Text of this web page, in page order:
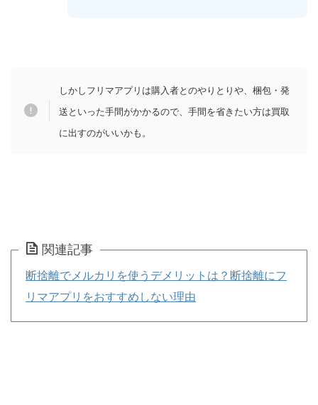
しかしフリマアプリは購入者とのやりとりや、梱包・発
送といった手間がかかるので、手間を省きたい方は買取
に出すのがいいかも。
関連記事
断捨離でメルカリを使うデメリットは？断捨離にフ
リマアプリをおすすめしない理由